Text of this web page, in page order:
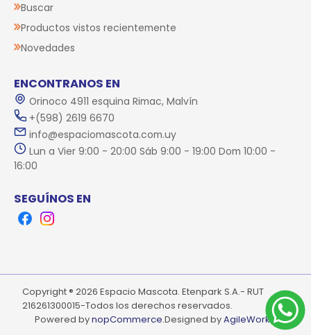
Buscar
Productos vistos recientemente
Novedades
ENCONTRANOS EN
Orinoco 4911 esquina Rimac, Malvín
+(598) 2619 6670
info@espaciomascota.com.uy
Lun a Vier 9:00 - 20:00 Sáb 9:00 - 19:00 Dom 10:00 -
16:00
SEGUÍNOS EN
FacebookInstagram
Copyright ® 2026 Espacio Mascota. Etenpark S.A.- RUT
216261300015-Todos los derechos reservados.
Powered bynopCommerce.Designed byAgileWorks.